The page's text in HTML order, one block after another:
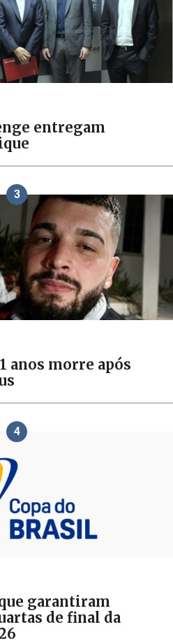
entregam
3
anos morre após
4
garantiram
de final da